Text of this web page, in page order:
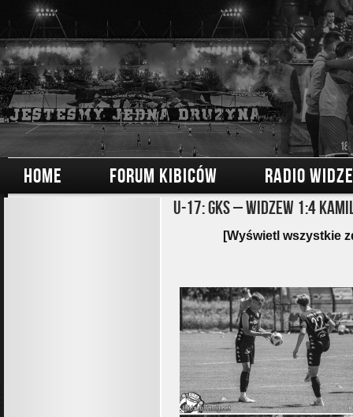
HOME FORUM KIBICÓW RADIO
U-17: GKS – Widzew 1:4
[Wyświetl wszystkie